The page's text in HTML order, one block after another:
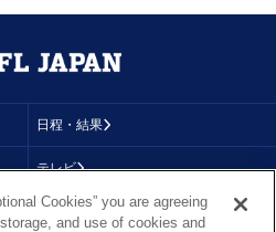
日程・結果
テレビ
画像
Cookies” you are agreeing
and use of cookies and